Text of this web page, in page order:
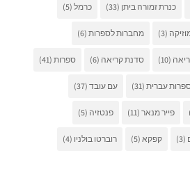
כנרת זמורה ביתן (33) כרמל(5)
(3) מחברות לספרות(6)
(10) סדנת קריאה (6) ספרות(41)
עברית(31) עם עובד(37)
פייר מנאר(11) פנטזיה (5)
(3) קפקא(5) רוברטו בולניו (4)